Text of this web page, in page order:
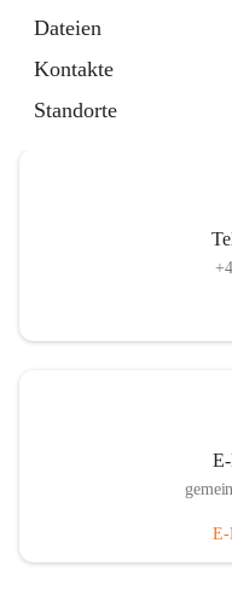
Dateien
Kontakte
Standorte
E-